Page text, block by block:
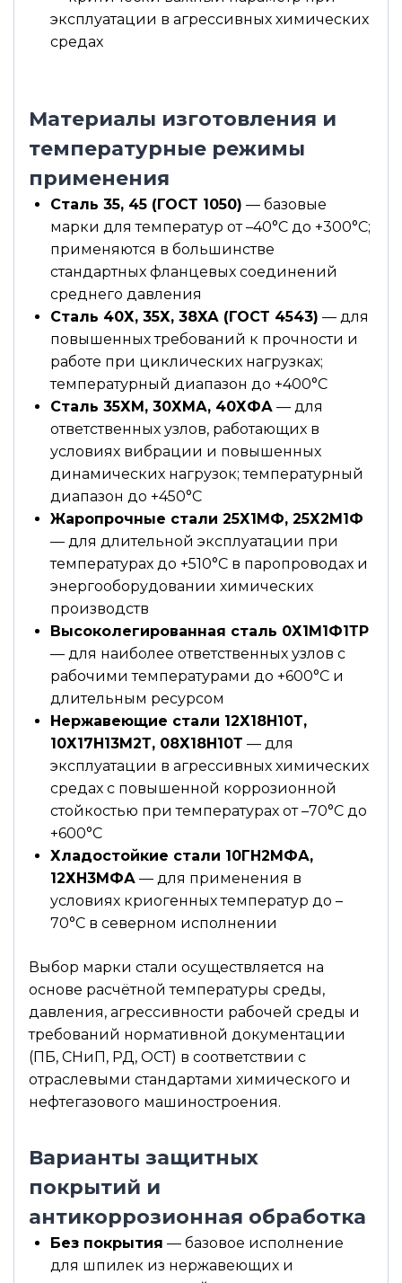
эксплуатации в агрессивных химических
средах
Материалы изготовления и
температурные режимы
применения
Сталь 35, 45 (ГОСТ 1050) — базовые
марки для температур от –40°С до +300°С;
применяются в большинстве
стандартных фланцевых соединений
среднего давления
Сталь 40Х, 35Х, 38ХА (ГОСТ 4543) — для
повышенных требований к прочности и
работе при циклических нагрузках;
температурный диапазон до +400°С
Сталь 35ХМ, 30ХМА, 40ХФА — для
ответственных узлов, работающих в
условиях вибрации и повышенных
динамических нагрузок; температурный
диапазон до +450°С
Жаропрочные стали 25Х1МФ, 25Х2М1Ф
— для длительной эксплуатации при
температурах до +510°С в паропроводах и
энергооборудовании химических
производств
Высоколегированная сталь 0Х1М1Ф1ТР
— для наиболее ответственных узлов с
рабочими температурами до +600°С и
длительным ресурсом
Нержавеющие стали 12Х18Н10Т,
10Х17Н13М2Т, 08Х18Н10Т — для
эксплуатации в агрессивных химических
средах с повышенной коррозионной
стойкостью при температурах от –70°С до
+600°С
Хладостойкие стали 10ГН2МФА,
12ХН3МФА — для применения в
условиях криогенных температур до –
70°С в северном исполнении
Выбор марки стали осуществляется на
основе расчётной температуры среды,
давления, агрессивности рабочей среды и
требований нормативной документации
(ПБ, СНиП, РД, ОСТ) в соответствии с
отраслевыми стандартами химического и
нефтегазового машиностроения.
Варианты защитных
покрытий и
антикоррозионная обработка
Без покрытия — базовое исполнение
для шпилек из нержавеющих и